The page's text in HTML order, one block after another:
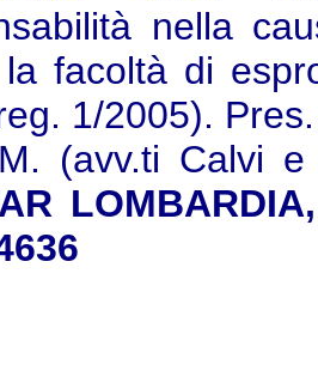
nella
facoltà di
1/2005).
(avv.ti Calvi